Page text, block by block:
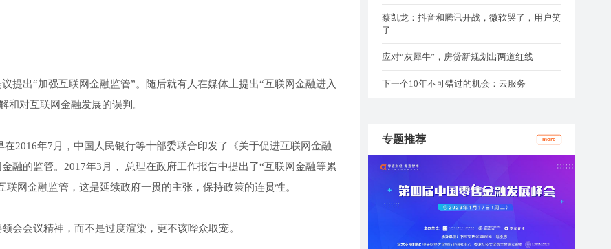
提出“加强互联网金融监管”。随后就有人在媒体上提出“互联网金融进入
和对互联网金融发展的误判。
2016年7月，中国人民银行等十部委联合印发了《关于促进互联网金融
融的监管。2017年3月， 总理在政府工作报告中提出了“互联网金融等累
网金融监管，这是延续政府一贯的主张，保持政策的连贯性。
会会议精神，而不是过度渲染，更不该哗众取宠。
蔡凯龙：抖音和腾讯开战，微软哭了，用户笑
了
应对“灰犀牛”，房贷新规划出两道红线
下一个10年不可错过的机会：云服务
专题推荐 more